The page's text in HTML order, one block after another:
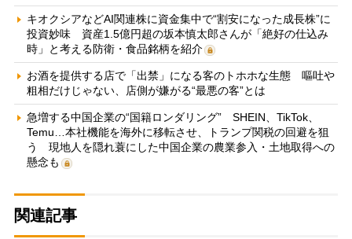
キオクシアなどAI関連株に資金集中で“割安になった成長株”に
投資妙味 資産1.5億円超の坂本慎太郎さんが「絶好の仕込み
時」と考える防衛・食品銘柄を紹介
お酒を提供する店で「出禁」になる客のトホホな生態 嘔吐や
粗相だけじゃない、店側が嫌がる“最悪の客”とは
急増する中国企業の“国籍ロンダリング” SHEIN、TikTok、
Temu…本社機能を海外に移転させ、トランプ関税の回避を狙
う 現地人を隠れ蓑にした中国企業の農業参入・土地取得への
懸念も
関連記事